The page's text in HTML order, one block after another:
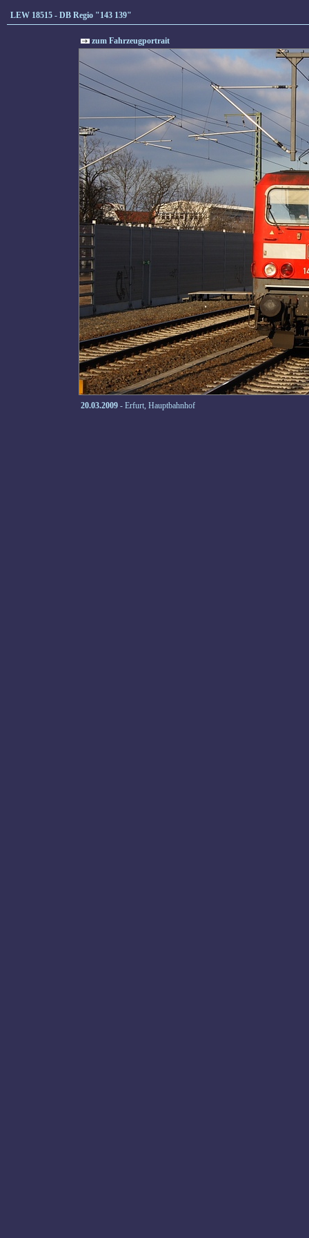
LEW 18515 - DB Regio "143 139"
zum Fahrzeugportrait
20.03.2009 - Erfurt, Hauptbahnhof